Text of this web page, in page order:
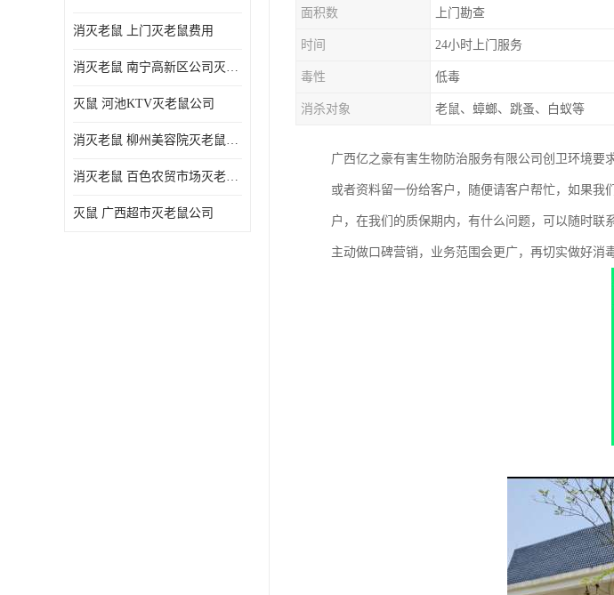
消灭老鼠 上门灭老鼠费用
消灭老鼠 南宁高新区公司灭老鼠
灭鼠 河池KTV灭老鼠公司
消灭老鼠 柳州美容院灭老鼠费用
消灭老鼠 百色农贸市场灭老鼠公司
灭鼠 广西超市灭老鼠公司
面积数 上门勘查
时间 24小时上门服务
毒性 低毒
消杀对象 老鼠、蟑螂、跳蚤、白蚁等
广西亿之豪有害生物防治服务有限公司创卫环境
或者资料留一份给客户，随便请客户帮忙，如果
户，在我们的质保期内，有什么问题，可以随时
主动做口碑营销，业务范围会更广，再切实做好消